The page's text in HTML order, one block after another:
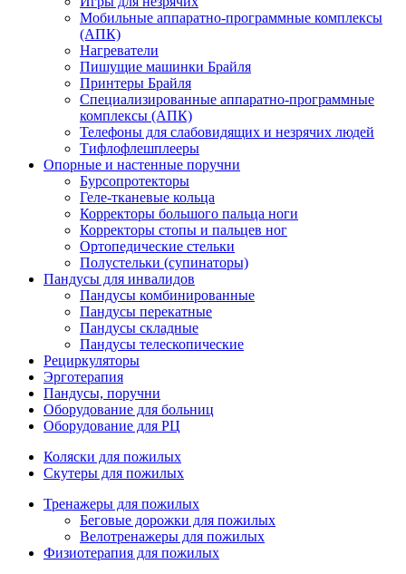
Мобильные аппаратно-программные комплексы
(АПК)
Нагреватели
Пишущие машинки Брайля
Принтеры Брайля
Специализированные аппаратно-программные
комплексы (АПК)
Телефоны для слабовидящих и незрячих людей
Тифлофлешплееры
Опорные и настенные поручни
Бурсопротекторы
Геле-тканевые кольца
Корректоры большого пальца ноги
Корректоры стопы и пальцев ног
Ортопедические стельки
Полустельки (супинаторы)
Пандусы для инвалидов
Пандусы комбинированные
Пандусы перекатные
Пандусы складные
Пандусы телескопические
Рециркуляторы
Эрготерапия
Пандусы, поручни
Оборудование для больниц
Оборудование для РЦ
Коляски для пожилых
Скутеры для пожилых
Тренажеры для пожилых
Беговые дорожки для пожилых
Велотренажеры для пожилых
Физиотерапия для пожилых